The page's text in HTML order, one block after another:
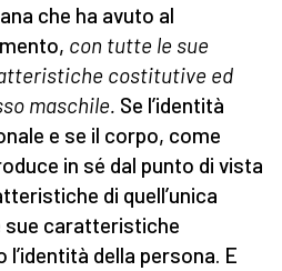
che ha avuto al
con tutte le sue
costitutive ed
maschile. Se l’identità
e se il corpo, come
in sé dal punto di vista
di quell’unica
sue caratteristiche
della persona. E